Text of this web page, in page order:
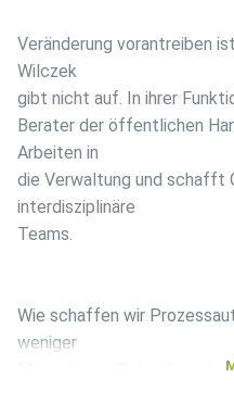
Veränderung vorantreiben
Wilczek
gibt nicht auf. In ihrer
Berater der öffentlichen
Arbeiten in
die Verwaltung und schafft
interdisziplinäre
Teams.
Wie schaffen wir
weniger
Menschen in Behörden